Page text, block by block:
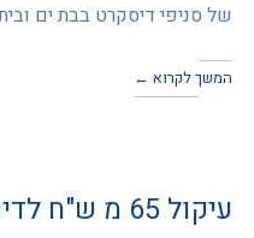
של סניפי דיסקרט בבת ים
המשך לקרוא ←
עיקול 65 מ ש"ח לדירקטורים בחברת נדל"ן